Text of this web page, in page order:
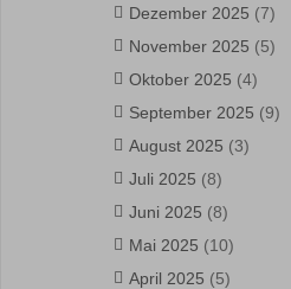
Dezember 2025 (7)
November 2025 (5)
Oktober 2025 (4)
September 2025 (9)
August 2025 (3)
Juli 2025 (8)
Juni 2025 (8)
Mai 2025 (10)
April 2025 (5)